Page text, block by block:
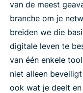
van de meest
branche om je
breiden we die
digitale leven te
van één enkele
niet alleen
ook wat je deelt